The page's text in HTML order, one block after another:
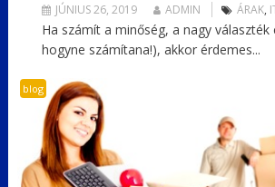
JÚNIUS 26, 2019 ADMIN ÁRAK,
Ha számít a minőség, a nagy választék
hogyne számítana!), akkor érdemes...
blog